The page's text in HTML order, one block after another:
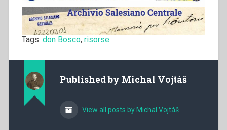
Tags: don Bosco, risorse
Published by Michal Vojtáš
View all posts by Michal Vojtáš